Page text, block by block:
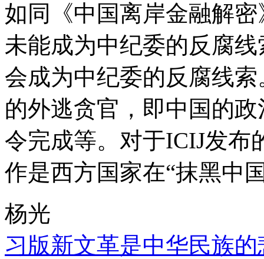
如同《中国离岸金融解
未能成为中纪委的反腐
会成为中纪委的反腐线
的外逃贪官，即中国的
令完成等。对于ICIJ发布
作是西方国家在“抹黑中
杨光
习版新文革是中华民族的